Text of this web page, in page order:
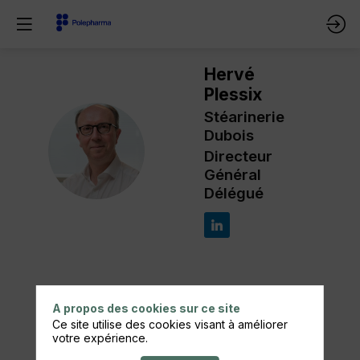
HP
Hervé
Plessix
Stéarinerie
Dubois
Directeur
Général
Délégué
Ses
sessions
A propos des cookies sur ce site
Ce site utilise des cookies visant à améliorer
votre expérience.